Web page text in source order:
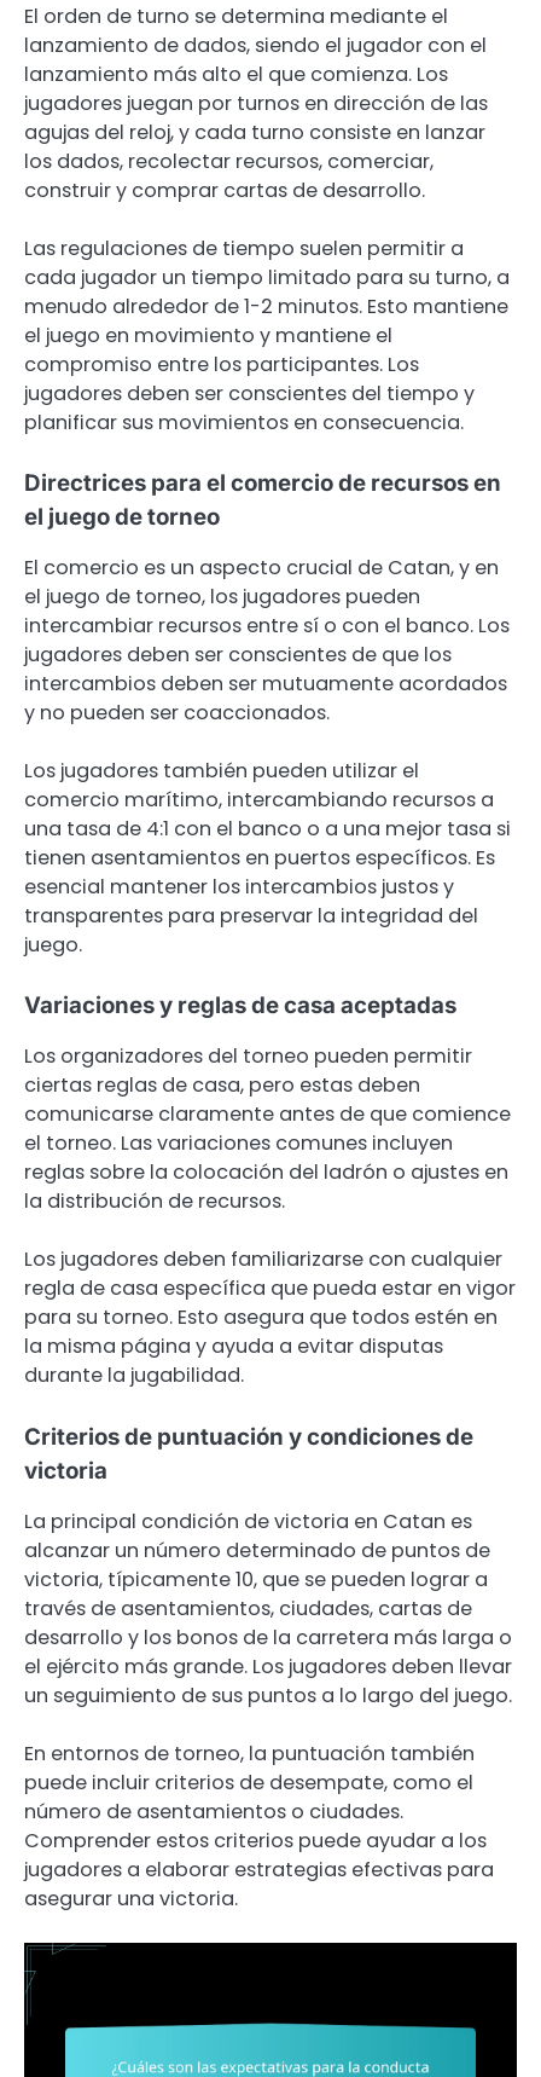
El orden de turno se determina mediante el
lanzamiento de dados, siendo el jugador con el
lanzamiento más alto el que comienza. Los
jugadores juegan por turnos en dirección de las
agujas del reloj, y cada turno consiste en lanzar
los dados, recolectar recursos, comerciar,
construir y comprar cartas de desarrollo.
Las regulaciones de tiempo suelen permitir a
cada jugador un tiempo limitado para su turno, a
menudo alrededor de 1-2 minutos. Esto mantiene
el juego en movimiento y mantiene el
compromiso entre los participantes. Los
jugadores deben ser conscientes del tiempo y
planificar sus movimientos en consecuencia.
Directrices para el comercio de recursos en
el juego de torneo
El comercio es un aspecto crucial de Catan, y en
el juego de torneo, los jugadores pueden
intercambiar recursos entre sí o con el banco. Los
jugadores deben ser conscientes de que los
intercambios deben ser mutuamente acordados
y no pueden ser coaccionados.
Los jugadores también pueden utilizar el
comercio marítimo, intercambiando recursos a
una tasa de 4:1 con el banco o a una mejor tasa si
tienen asentamientos en puertos específicos. Es
esencial mantener los intercambios justos y
transparentes para preservar la integridad del
juego.
Variaciones y reglas de casa aceptadas
Los organizadores del torneo pueden permitir
ciertas reglas de casa, pero estas deben
comunicarse claramente antes de que comience
el torneo. Las variaciones comunes incluyen
reglas sobre la colocación del ladrón o ajustes en
la distribución de recursos.
Los jugadores deben familiarizarse con cualquier
regla de casa específica que pueda estar en vigor
para su torneo. Esto asegura que todos estén en
la misma página y ayuda a evitar disputas
durante la jugabilidad.
Criterios de puntuación y condiciones de
victoria
La principal condición de victoria en Catan es
alcanzar un número determinado de puntos de
victoria, típicamente 10, que se pueden lograr a
través de asentamientos, ciudades, cartas de
desarrollo y los bonos de la carretera más larga o
el ejército más grande. Los jugadores deben llevar
un seguimiento de sus puntos a lo largo del juego.
En entornos de torneo, la puntuación también
puede incluir criterios de desempate, como el
número de asentamientos o ciudades.
Comprender estos criterios puede ayudar a los
jugadores a elaborar estrategias efectivas para
asegurar una victoria.